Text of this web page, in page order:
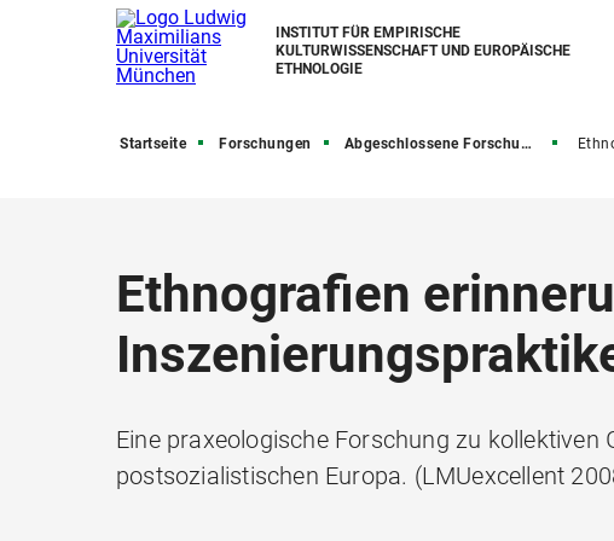
INSTITUT FÜR EMPIRISCHE
KULTURWISSENSCHAFT UND EUROPÄISCHE
ETHNOLOGIE
Startseite Forschungen Abgeschlossene Forschungsprojekte Ethnografien
Ethnografien
Eine praxeologische Forschung zu
postsozialistischen Europa. (LMUexcellent